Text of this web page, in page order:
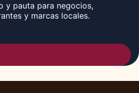
y pauta para negocios,
y marcas locales.